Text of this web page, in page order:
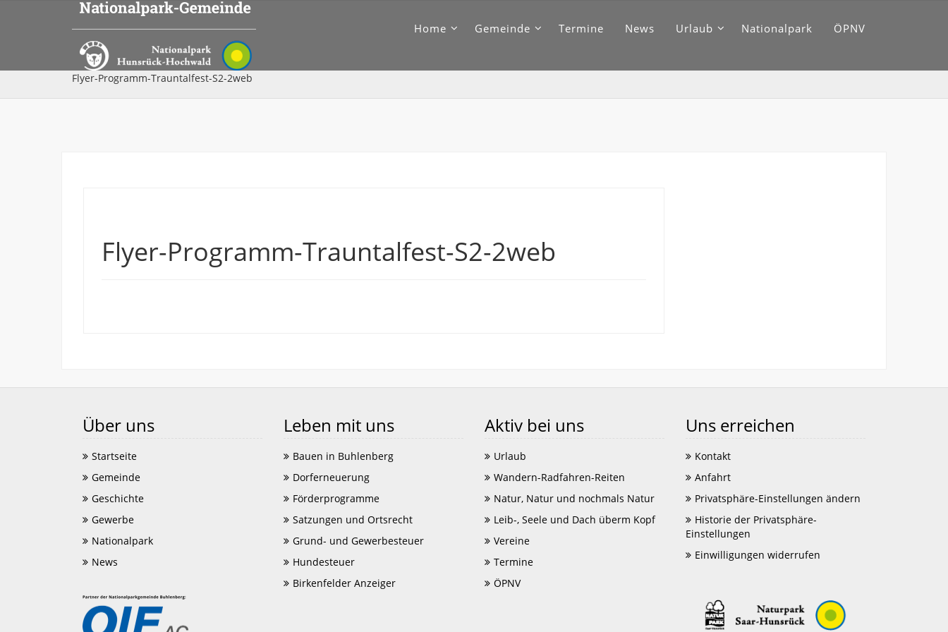
Home Gemeinde Termine News Urlaub Nationalpark ÖPNV
Flyer-Programm-Trauntalfest-S2-2web
Flyer-Programm-Trauntalfest-S2-2web
Über uns
Startseite
Gemeinde
Geschichte
Gewerbe
Nationalpark
News
Leben mit uns
Bauen in Buhlenberg
Dorferneuerung
Förderprogramme
Satzungen und Ortsrecht
Grund- und Gewerbesteuer
Hundesteuer
Birkenfelder Anzeiger
Aktiv bei uns
Urlaub
Wandern-Radfahren-Reiten
Natur, Natur und nochmals Natur
Leib-, Seele und Dach überm Kopf
Vereine
Termine
ÖPNV
Uns erreichen
Kontakt
Anfahrt
Privatsphäre-Einstellungen ändern
Historie der Privatsphäre-
Einstellungen
Einwilligungen widerrufen